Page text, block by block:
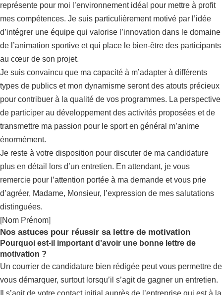
représente pour moi l’environnement idéal pour mettre à profit
mes compétences. Je suis particulièrement motivé par l’idée
d’intégrer une équipe qui valorise l’innovation dans le domaine
de l’animation sportive et qui place le bien-être des participants
au cœur de son projet.
Je suis convaincu que ma capacité à m’adapter à différents
types de publics et mon dynamisme seront des atouts précieux
pour contribuer à la qualité de vos programmes. La perspective
de participer au développement des activités proposées et de
transmettre ma passion pour le sport en général m’anime
énormément.
Je reste à votre disposition pour discuter de ma candidature
plus en détail lors d’un entretien. En attendant, je vous
remercie pour l’attention portée à ma demande et vous prie
d’agréer, Madame, Monsieur, l’expression de mes salutations
distinguées.
[Nom Prénom]
Nos astuces pour réussir sa lettre de motivation
Pourquoi est-il important d’avoir une bonne lettre de
motivation ?
Un courrier de candidature bien rédigée peut vous permettre de
vous démarquer, surtout lorsqu’il s’agit de gagner un entretien.
Il s’agit de votre contact initial auprès de l’entreprise qui est à la